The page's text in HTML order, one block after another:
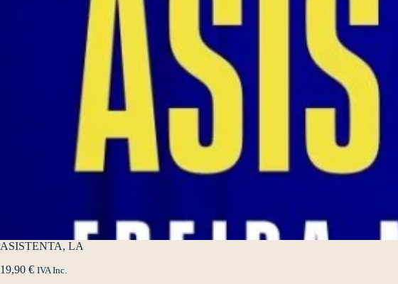
ASISTENTA, LA
19,90 € IVA Inc.